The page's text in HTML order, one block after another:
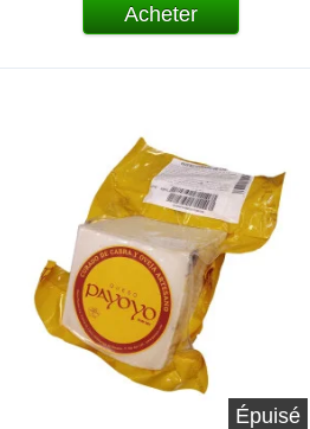
Acheter
Épuisé